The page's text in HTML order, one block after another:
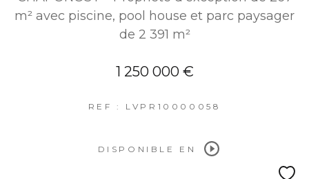
m² avec piscine, pool house et parc paysager
de 2 391 m²
1 250 000 €
REF : LVPR10000058
DISPONIBLE EN